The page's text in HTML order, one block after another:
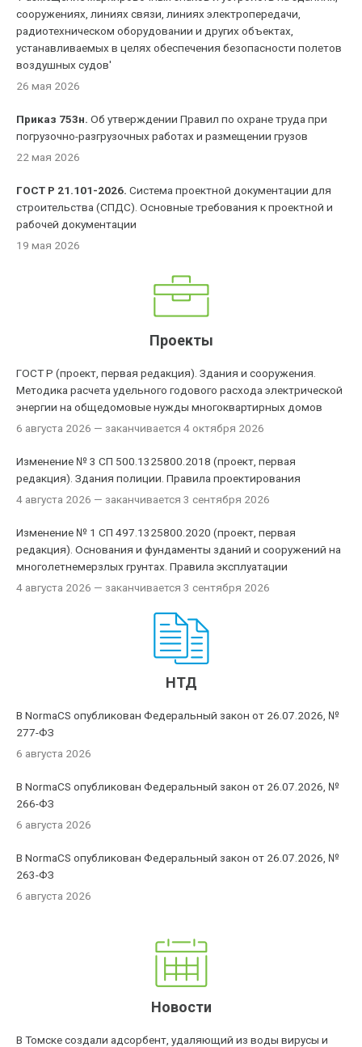
сооружениях, линиях связи, линиях электропередачи,
радиотехническом оборудовании и других объектах,
устанавливаемых в целях обеспечения безопасности полетов
воздушных судов'
26 мая 2026
Приказ 753н. Об утверждении Правил по охране труда при
погрузочно-разгрузочных работах и размещении грузов
22 мая 2026
ГОСТ Р 21.101-2026. Система проектной документации для
строительства (СПДС). Основные требования к проектной и
рабочей документации
19 мая 2026
Проекты
ГОСТ Р (проект, первая редакция). Здания и сооружения.
Методика расчета удельного годового расхода электрической
энергии на общедомовые нужды многоквартирных домов
6 августа 2026 — заканчивается 4 октября 2026
Изменение № 3 СП 500.1325800.2018 (проект, первая
редакция). Здания полиции. Правила проектирования
4 августа 2026 — заканчивается 3 сентября 2026
Изменение № 1 СП 497.1325800.2020 (проект, первая
редакция). Основания и фундаменты зданий и сооружений на
многолетнемерзлых грунтах. Правила эксплуатации
4 августа 2026 — заканчивается 3 сентября 2026
НТД
В NormaCS опубликован Федеральный закон от 26.07.2026, №
277-ФЗ
6 августа 2026
В NormaCS опубликован Федеральный закон от 26.07.2026, №
266-ФЗ
6 августа 2026
В NormaCS опубликован Федеральный закон от 26.07.2026, №
263-ФЗ
6 августа 2026
Новости
В Томске создали адсорбент, удаляющий из воды вирусы и